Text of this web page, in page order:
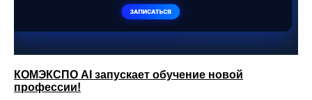
КОМЭКСПО AI запускает обучение новой
профессии!